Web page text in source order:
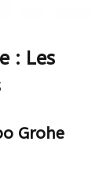
: Les
Grohe